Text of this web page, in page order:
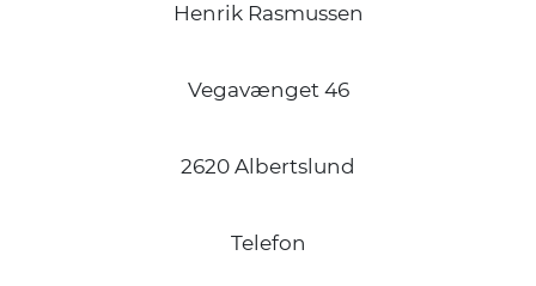
Henrik Rasmussen
Vegavænget 46
2620 Albertslund
Telefon